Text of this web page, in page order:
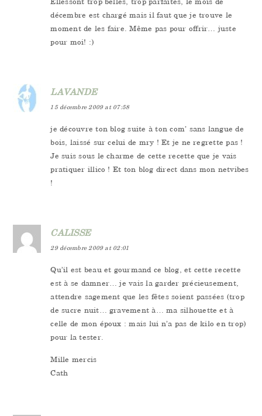
décembre est chargé mais il faut que je trouve le
moment de les faire. Même pas pour offrir… juste
pour moi! :)
LAVANDE
15 décembre 2009 at 07:58
je découvre ton blog suite à ton com’ sans langue de
bois, laissé sur celui de mry ! Et je ne regrette pas !
Je suis sous le charme de cette recette que je vais
pratiquer illico ! Et ton blog direct dans mon netvibes
!
CALISSE
29 décembre 2009 at 02:01
Qu’il est beau et gourmand ce blog, et cette recette
est à se damner… je vais la garder précieusement,
attendre sagement que les fêtes soient passées (trop
de sucre nuit… gravement à… ma silhouette et à
celle de mon époux : mais lui n’a pas de kilo en trop)
pour la tester.
Mille mercis
Cath